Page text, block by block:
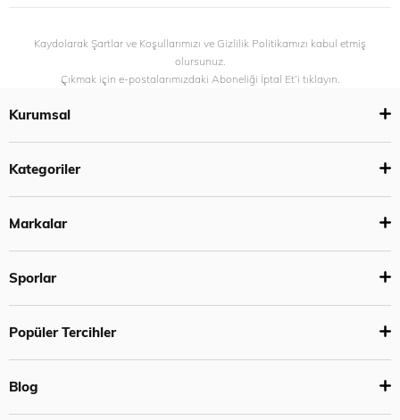
Kaydolarak Şartlar ve Koşullarımızı ve Gizlilik Politikamızı kabul etmiş
olursunuz.
Çıkmak için e-postalarımızdaki Aboneliği İptal Et’i tıklayın.
Kurumsal
Kategoriler
Markalar
Sporlar
Popüler Tercihler
Blog